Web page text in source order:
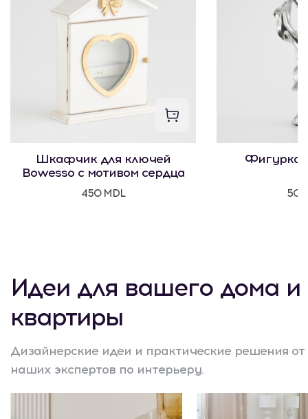
Шкафчик для ключей
Bowesso с мотивом сердца
450 MDL
Фигурка
500
Идеи для вашего дома и
квартиры
Дизайнерские идеи и практические решения от
наших экспертов по интерьеру.